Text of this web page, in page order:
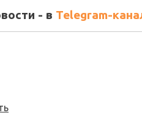
- в Telegram-